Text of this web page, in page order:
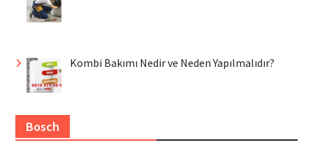
Kombi Bakımı Nedir ve Neden Yapılmalıdır?
Bosch